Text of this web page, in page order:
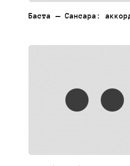
Баста — Сансара: